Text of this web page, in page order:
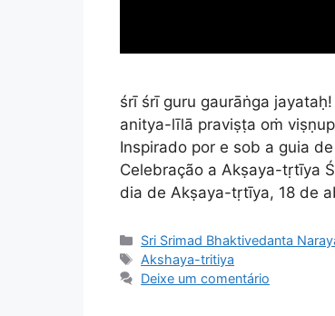
śrī śrī guru gaurāṅga
anitya-līlā praviṣṭa oṁ
Inspirado por e sob a guia
Celebração a Akṣaya-tṛtīya
dia de Akṣaya-tṛtīya, 18 de
Categorias
Sri Srimad Bhaktivedanta
Tags
Akshaya-tritiya
Deixe um comentário